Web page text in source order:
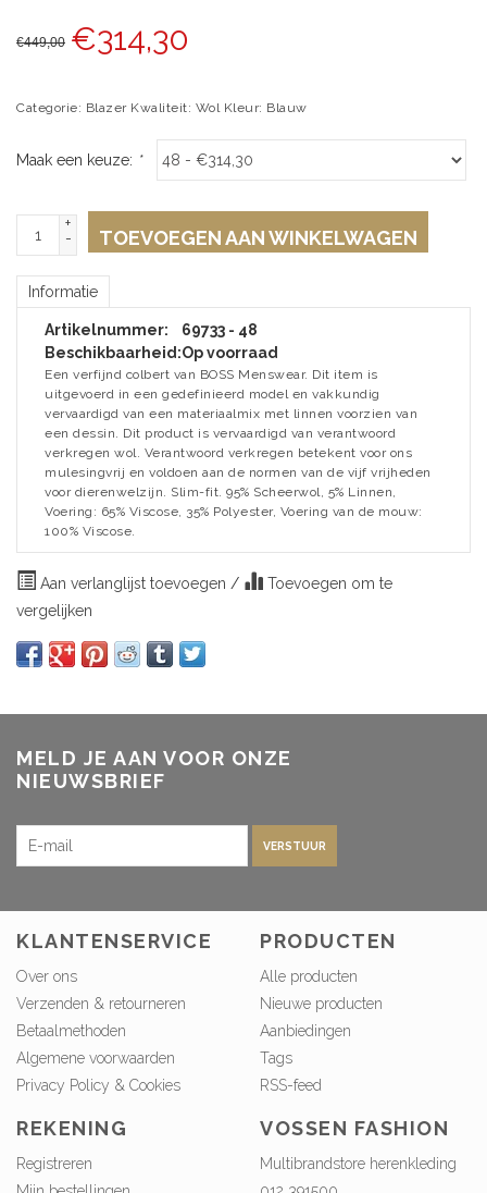
€449,00 €314,30
Categorie: Blazer Kwaliteit: Wol Kleur: Blauw
Maak een keuze: *
+
-
TOEVOEGEN AAN WINKELWAGEN
Informatie
Artikelnummer:
69733 - 48
Beschikbaarheid:Op voorraad
Een verfijnd colbert van BOSS Menswear. Dit item is
uitgevoerd in een gedefinieerd model en vakkundig
vervaardigd van een materiaalmix met linnen voorzien van
een dessin. Dit product is vervaardigd van verantwoord
verkregen wol. Verantwoord verkregen betekent voor ons
mulesingvrij en voldoen aan de normen van de vijf vrijheden
voor dierenwelzijn. Slim-fit. 95% Scheerwol, 5% Linnen,
Voering: 65% Viscose, 35% Polyester, Voering van de mouw:
100% Viscose.
Aan verlanglijst toevoegen /
Toevoegen om te
vergelijken
MELD JE AAN VOOR ONZE
NIEUWSBRIEF
VERSTUUR
KLANTENSERVICE
Over ons
Verzenden & retourneren
Betaalmethoden
Algemene voorwaarden
Privacy Policy & Cookies
PRODUCTEN
Alle producten
Nieuwe producten
Aanbiedingen
Tags
RSS-feed
REKENING
Registreren
VOSSEN FASHION
Multibrandstore herenkleding